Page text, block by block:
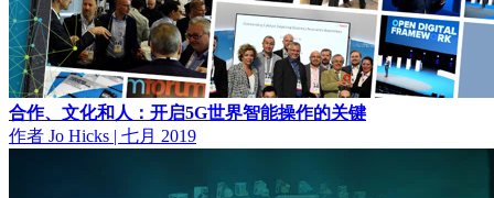
合作、文化和人：开启5G世界智能操作的关键
作者 Jo Hicks | 七月 2019